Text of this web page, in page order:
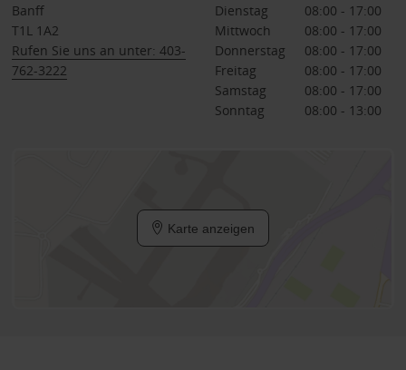
Banff
T1L 1A2
Rufen Sie uns an unter: 403-
762-3222
Dienstag
08:00 - 17:00
Mittwoch
08:00 - 17:00
Donnerstag
08:00 - 17:00
Freitag
08:00 - 17:00
Samstag
08:00 - 17:00
Sonntag
08:00 - 13:00
Karte anzeigen